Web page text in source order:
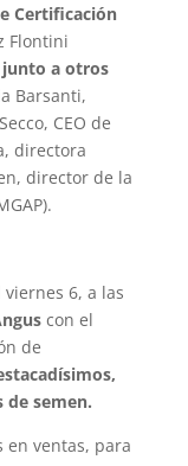
Certificación
Flontini
a otros
Barsanti,
CEO de
directora
director de la
6, a las
con el
de
de semen.
en ventas, para